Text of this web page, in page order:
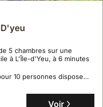
5 chambres sur une
à L'Île-d'Yeu, à 6 minutes
10 personnes dispose
équipée et d'une
principale et une annexe
Voir